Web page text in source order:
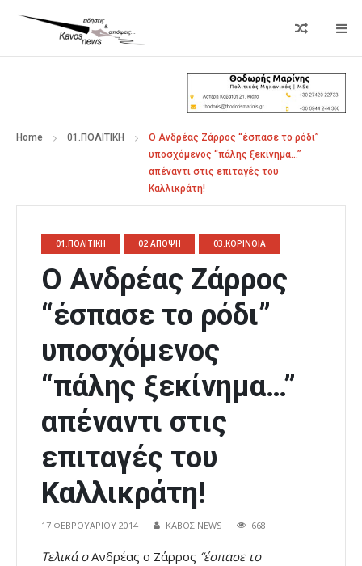
Home 01.ΠΟΛΙΤΙΚΗ
Ο Ανδρέας Ζάρρος “έσπασε το ρόδι”
υποσχόμενος “πάλης ξεκίνημα…”
απέναντι στις επιταγές του
Καλλικράτη!
01.ΠΟΛΙΤΙΚΗ 02.ΑΠΟΨΗ 03.ΚΟΡΙΝΘΙΑ
Ο Ανδρέας Ζάρρος
“έσπασε το ρόδι”
υποσχόμενος
“πάλης ξεκίνημα…”
απέναντι στις
επιταγές του
Καλλικράτη!
17 ΦΕΒΡΟΥΑΡΊΟΥ 2014 ΚΑΒΟΣ NEWS 668
Τελικά οΑνδρέας ο Ζάρρος “έσπασε το